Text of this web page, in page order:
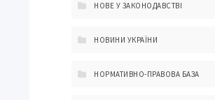
НОВЕ У ЗАКОНОДАВСТВІ
НОВИНИ УКРАЇНИ
НОРМАТИВНО-ПРАВОВА БАЗА